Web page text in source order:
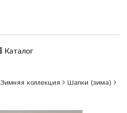
Каталог
Зимняя коллекция
Шапки (зима)